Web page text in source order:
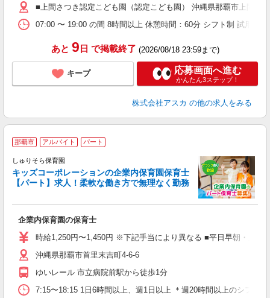
■上間さつき認定こども園（認定こども園） 沖縄県那覇市上間４
07:00 〜 19:00 の間 8時間以上 休憩時間：60分 シフト制 試用期
あと 9 日 で掲載終了 (2026/08/18 23:59まで)
キープ 応募画面へ進む
かんたん3ステップ！
株式会社アスカ の他の求人をみる
那覇市 アルバイト パート
しゅりそら保育園
キッズコーポレーションの企業内保育園保育士
【パート】求人！柔軟な働き方で無理なく勤務
企業内保育園の保育士
時給1,250円〜1,450円 ※下記手当により異なる ■平日早朝・夕
沖縄県那覇市首里末吉町4-6-6
ゆいレール 市立病院前駅から徒歩1分
7:15〜18:15 1日6時間以上、週1日以上 ＊週20時間以上のシフト